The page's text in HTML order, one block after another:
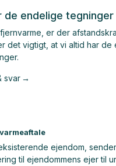
de endelige tegninger
er der
det vigtigt, at vi altid har de
svar
ejendom,
til ejendommens ejer til